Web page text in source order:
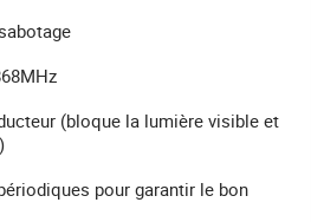
(bloque la lumière visible et
pour garantir le bon